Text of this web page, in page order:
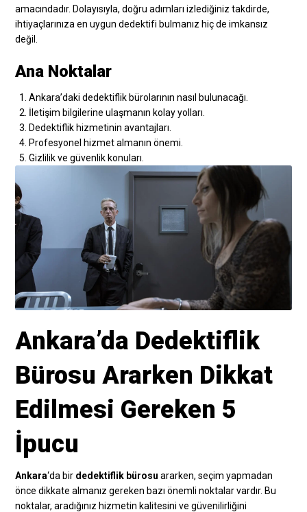
amacındadır. Dolayısıyla, doğru adımları izlediğiniz takdirde,
ihtiyaçlarınıza en uygun dedektifi bulmanız hiç de imkansız
değil.
Ana Noktalar
Ankara’daki dedektiflik bürolarının nasıl bulunacağı.
İletişim bilgilerine ulaşmanın kolay yolları.
Dedektiflik hizmetinin avantajları.
Profesyonel hizmet almanın önemi.
Gizlilik ve güvenlik konuları.
Ankara’da Dedektiflik
Bürosu Ararken Dikkat
Edilmesi Gereken 5
İpucu
Ankara‘da bir dedektiflik bürosu ararken, seçim yapmadan
önce dikkate almanız gereken bazı önemli noktalar vardır. Bu
noktalar, aradığınız hizmetin kalitesini ve güvenilirliğini